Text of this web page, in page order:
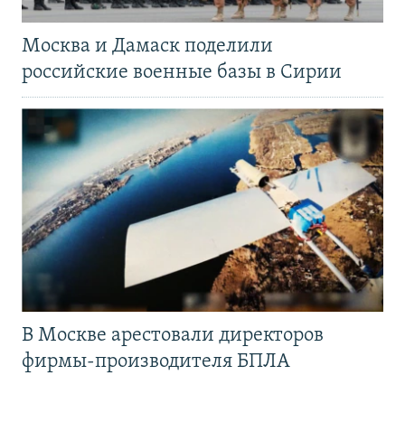
Москва и Дамаск поделили
российские военные базы в Сирии
В Москве арестовали директоров
фирмы-производителя БПЛА